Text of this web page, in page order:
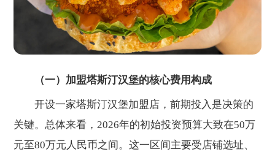
（一）加盟塔斯汀汉堡的核心费用构成
开设一家塔斯汀汉堡加盟店，前期投入是决策的
关键。总体来看，2026年的初始投资预算大致在50万
元至80万元人民币之间。这一区间主要受店铺选址、